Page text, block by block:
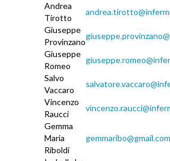
Andrea
Tirotto
Giuseppe
Provinzano
Giuseppe
Romeo
Salvo
Vaccaro
Vincenzo
Raucci
Gemma
Maria
Riboldi
gemmaribo@gmail.com